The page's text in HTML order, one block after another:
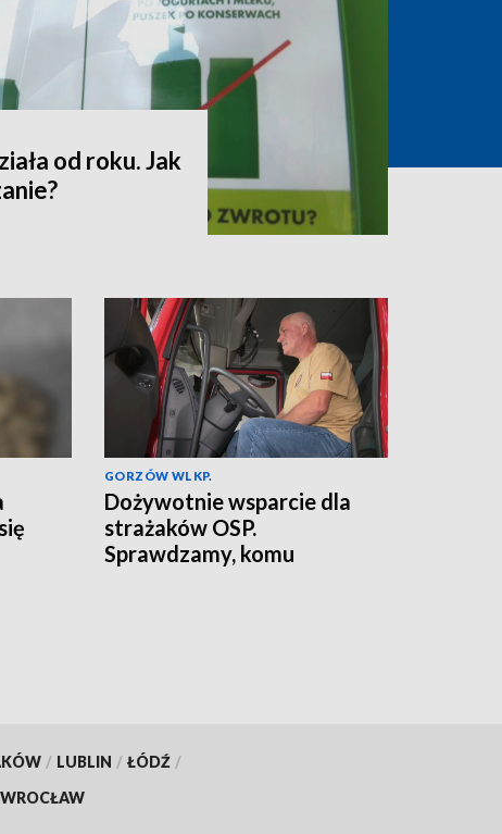
od roku. Jak
GORZÓW WLKP.
Dożywotnie wsparcie dla
strażaków OSP.
Sprawdzamy, komu
/ LUBLIN / ŁÓDŹ /
WROCŁAW